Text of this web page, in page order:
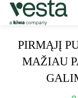
PIRMĄJĮ
MAŽIAU